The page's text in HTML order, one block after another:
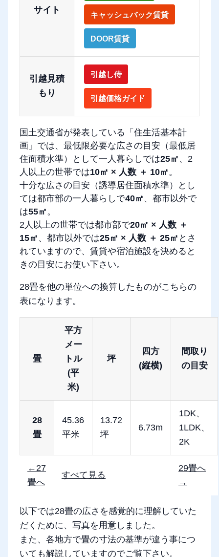
サイト
キャッシュバック賃貸
DOOR賃貸
引越見積
もり
引越し侍
引越価格ガイド
国土交通省が発表している「住生活基本計
画」では、最低限必要な広さの目安（最低居
住面積水準）として一人暮らしでは25㎡ 、2
人以上の世帯では10㎡ × 人数 ＋ 10㎡。
十分な広さの目安（誘導居住面積水準）とし
ては都市部の一人暮らしで40㎡ 、都市以外で
は55㎡。
2人以上の世帯では都市部で20㎡ × 人数 ＋
15㎡ 、都市以外では25㎡ × 人数 ＋ 25㎡ とさ
れていますので、賃貸や宿泊施設を決めると
きの目安にお使い下さい。
28畳を他の単位への換算したものがこちらの
表になります。
畳
平方
メー
トル
(平
米)
坪
四方
(縦横)
間取り
の目安
28
畳
45.36
平米
13.72
坪
6.73m
1DK、
1LDK、
2K
←27
畳へ
すべて見る
29畳へ
→
以下では28畳の広さを感覚的に理解していた
だくために、写真を用意しました。
また、各地方で畳の寸法の基準が違う事につ
いても解説していますのでご覧下さい。